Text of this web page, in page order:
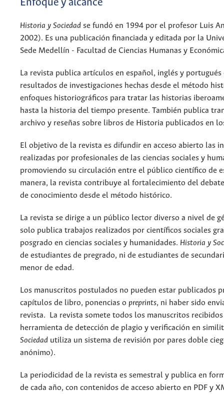
Enfoque y alcance
Historia y Sociedad se fundó en 1994 por el profesor Luis
2002). Es una publicación financiada y editada por la
Sede Medellín ­- Facultad de Ciencias Humanas y
La revista publica artículos en español, inglés y
resultados de investigaciones hechas desde el método
enfoques historiográficos para tratar las historias
hasta la historia del tiempo presente. También publica
archivo y reseñas sobre libros de Historia publicados en
El objetivo de la revista es difundir en acceso abierto las
realizadas por profesionales de las ciencias sociales y
promoviendo su circulación entre el público científico de
manera, la revista contribuye al fortalecimiento del
de conocimiento desde el método histórico.
La revista se dirige a un público lector diverso a nivel de
solo publica trabajos realizados por científicos sociales
posgrado en ciencias sociales y humanidades. Historia y
de estudiantes de pregrado, ni de estudiantes de
menor de edad.
Los manuscritos postulados no pueden estar publicados
capítulos de libro, ponencias o preprints, ni haber sido
revista. La revista somete todos los manuscritos
herramienta de detección de plagio y verificación en
Sociedad utiliza un sistema de revisión por pares doble
anónimo).
La periodicidad de la revista es semestral y publica en
de cada año, con contenidos de acceso abierto en PDF y